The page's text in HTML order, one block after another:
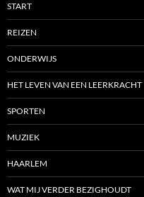
START
REIZEN
ONDERWIJS
HET LEVEN VAN EEN LEERKRACHT
SPORTEN
MUZIEK
HAARLEM
WAT MIJ VERDER BEZIGHOUDT